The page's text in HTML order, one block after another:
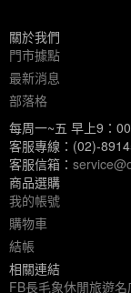
關於我們
門市據點
最新消息
部落格
每周一~五 早上9：
客服專線：(02)-
客服信箱：
商品選購
我的帳號
購物車
結帳
相關連結
FB長毛象休閒旅遊名